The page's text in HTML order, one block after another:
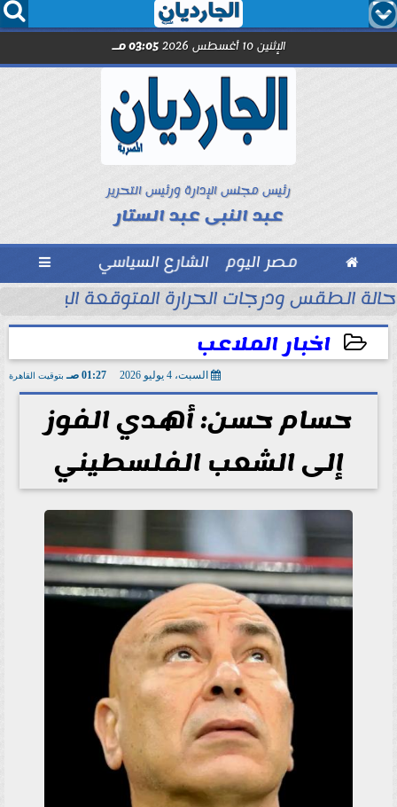
  
الإثنين 10 أغسطس 2026 03:05 مـ
رئيس مجلس الإدارة ورئيس التحرير
عبد النبى عبد الستار
 مصر اليوم الشارع السياسي 
حالة الطقس ودرجات الحرارة المتوقعة اليوم الإثنين 10 أغسطس
اخبار الملاعب
السبت، 4 يوليو 2026 01:27 صـ بتوقيت القاهرة
حسام حسن: أهدي الفوز
إلى الشعب الفلسطيني